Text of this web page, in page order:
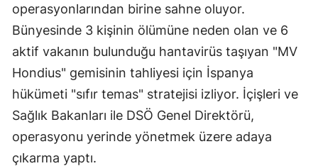
operasyonlarından birine sahne oluyor.
Bünyesinde 3 kişinin ölümüne neden olan ve 6
aktif vakanın bulunduğu hantavirüs taşıyan "MV
Hondius" gemisinin tahliyesi için İspanya
hükümeti "sıfır temas" stratejisi izliyor. İçişleri ve
Sağlık Bakanları ile DSÖ Genel Direktörü,
operasyonu yerinde yönetmek üzere adaya
çıkarma yaptı.